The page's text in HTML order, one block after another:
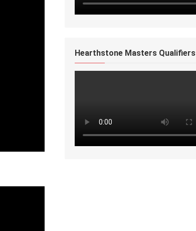
Hearthstone Masters Qualifiers